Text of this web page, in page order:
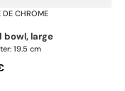
DE CHROME
bowl, large
19.5 cm